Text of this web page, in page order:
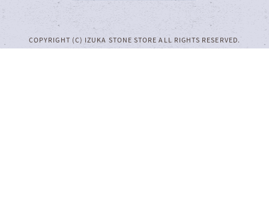
COPYRIGHT (C) IZUKA STONE STORE ALL RIGHTS RESERVED.